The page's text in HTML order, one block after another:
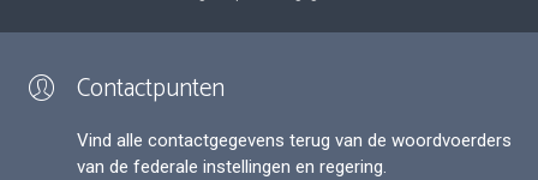
Contactpunten
Vind alle contactgegevens terug van de woordvoerders
van de federale instellingen en regering.